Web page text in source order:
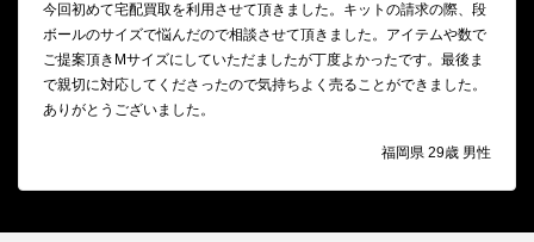
今回初めて宅配買取を利用させて頂きました。キットの請求の際、段
ボールのサイズで悩んだので相談させて頂きました。アイテムや数で
ご提案頂きMサイズにしていただましたが丁度よかったです。最後ま
で親切に対応してくださったので気持ちよく売ることができました。
ありがとうございました。
福岡県 29歳 男性